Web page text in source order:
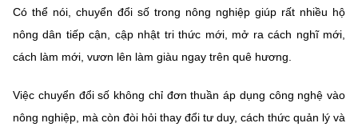
Có thể nói, chuyển đổi số trong nông nghiệp giúp rất nhiều hộ
nông dân tiếp cận, cập nhật tri thức mới, mở ra cách nghĩ mới,
cách làm mới, vươn lên làm giàu ngay trên quê hương.
Việc chuyển đổi số không chỉ đơn thuần áp dụng công nghệ vào
nông nghiệp, mà còn đòi hỏi thay đổi tư duy, cách thức quản lý và